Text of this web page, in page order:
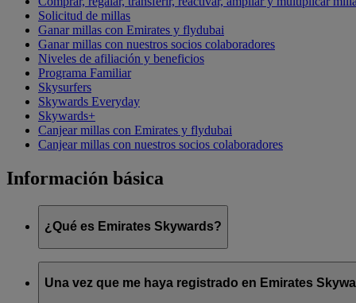
Solicitud de millas
Ganar millas con Emirates y flydubai
Ganar millas con nuestros socios colaboradores
Niveles de afiliación y beneficios
Programa Familiar
Skysurfers
Skywards Everyday
Skywards+
Canjear millas con Emirates y flydubai
Canjear millas con nuestros socios colaboradores
Información básica
¿Qué es Emirates Skywards?
Emirates Skywards es el galardonado programa de
Ofrece a los socios una serie de ventajas y experiencias
Una vez que me haya registrado en Emirates